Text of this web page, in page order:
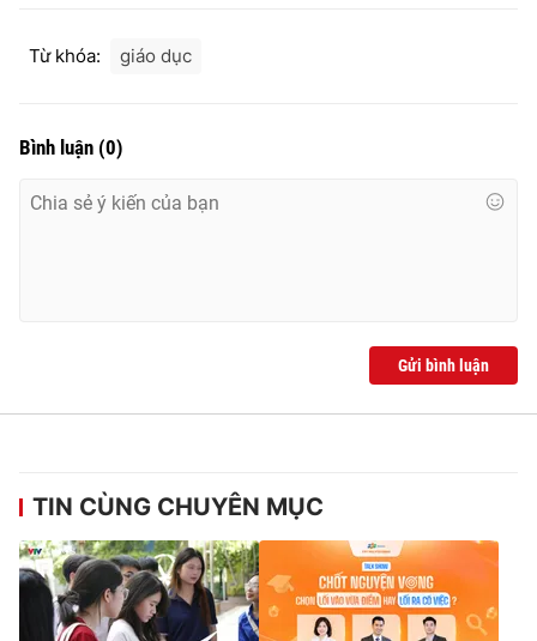
Từ khóa: giáo dục
Bình luận (0)
Gửi bình luận
TIN CÙNG CHUYÊN MỤC